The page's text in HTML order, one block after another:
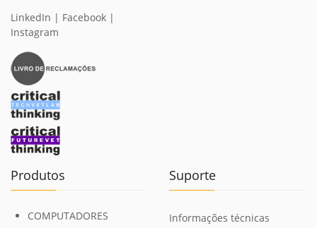
LinkedIn | Facebook |
Instagram
Produtos
COMPUTADORES
Suporte
Informações técnicas